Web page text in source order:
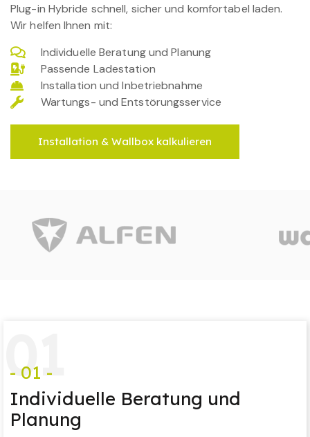
Plug-in Hybride schnell, sicher und komfortabel laden.
Wir helfen Ihnen mit:
Individuelle Beratung und Planung
Passende Ladestation
Installation und Inbetriebnahme
Wartungs- und Entstörungsservice
Installation & Wallbox kalkulieren
01
- 01 -
Individuelle Beratung und
Planung